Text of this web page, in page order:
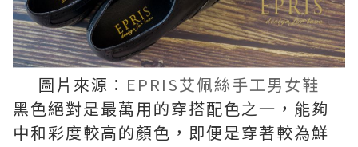
圖片來源： EPRIS艾佩絲手工男女鞋
黑色絕對是最萬用的穿搭配色之一，能夠
中和彩度較高的顏色，即便是穿著較為鮮